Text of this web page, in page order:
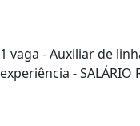
1 vaga - Auxiliar de
experiência - SALÁRIO